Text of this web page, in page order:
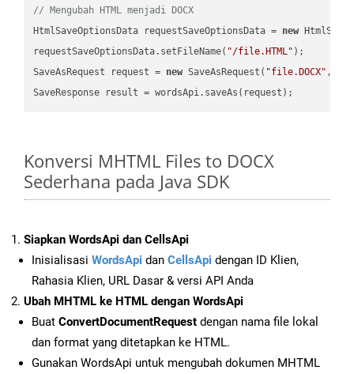
// Mengubah HTML menjadi DOCX
HtmlSaveOptionsData requestSaveOptionsData = new
requestSaveOptionsData.setFileName( "/file.HTML" );
SaveAsRequest request = new SaveAsRequest( "file.DOCX"
Konversi MHTML Files to DOCX
Sederhana pada Java SDK
Siapkan WordsApi dan CellsApi
Inisialisasi WordsApi dan CellsApi dengan ID Klien,
Rahasia Klien, URL Dasar & versi API Anda
Ubah MHTML ke HTML dengan WordsApi
Buat ConvertDocumentRequest dengan nama file lokal
dan format yang ditetapkan ke HTML.
Gunakan WordsApi untuk mengubah dokumen MHTML